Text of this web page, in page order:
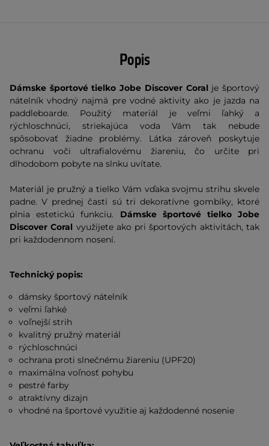
Popis
Dámske športové tielko Jobe Discover Coralje športový
nátelník vhodný najmä pre vodné aktivity ako je jazda na
paddleboarde. Použitý materiál je veľmi ľahký a
rýchloschnúci, striekajúca voda Vám tak nebude
spôsobovať žiadne problémy. Látka zároveň poskytuje
ochranu voči ultrafialovému žiareniu, čo určite pri
dlhodobom pobyte na slnku uvítate.
Materiál je pružný a tielko Vám vďaka svojmu strihu skvele
padne. V prednej časti sú tri dekoratívne gombíky, ktoré
plnia estetickú funkciu. Dámske športové tielko Jobe
Discover Coral využijete ako pri športových aktivitách, tak
pri každodennom nosení.
Technický popis:
dámsky športový nátelník
veľmi ľahké
voľnejší strih
kvalitný pružný materiál
rýchloschnúci
ochrana proti slnečnému žiareniu (UPF20)
maximálna voľnosť pohybu
pestré farby
atraktívny dizajn
vhodné na športové využitie aj každodenné nosenie